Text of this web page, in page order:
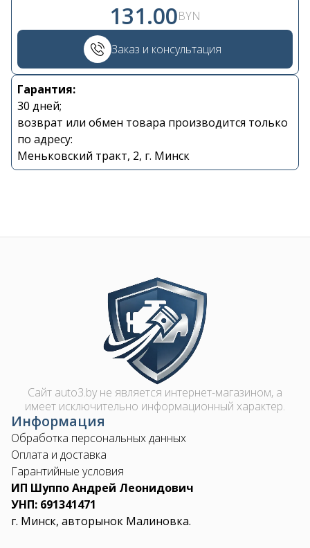
131.00BYN
Заказ и консультация
Гарантия:
30 дней;
возврат или обмен товара производится только
по адресу:
Меньковский тракт, 2, г. Минск
Viber
shupik21@bk.ru
Image
Сайт auto3.by не является интернет-магазином, а
имеет исключительно информационный характер.
Информация
Обработка персональных данных
Оплата и доставка
Гарантийные условия
ИП Шуппо Андрей Леонидович
УНП: 691341471
г. Минск, авторынок Малиновка.